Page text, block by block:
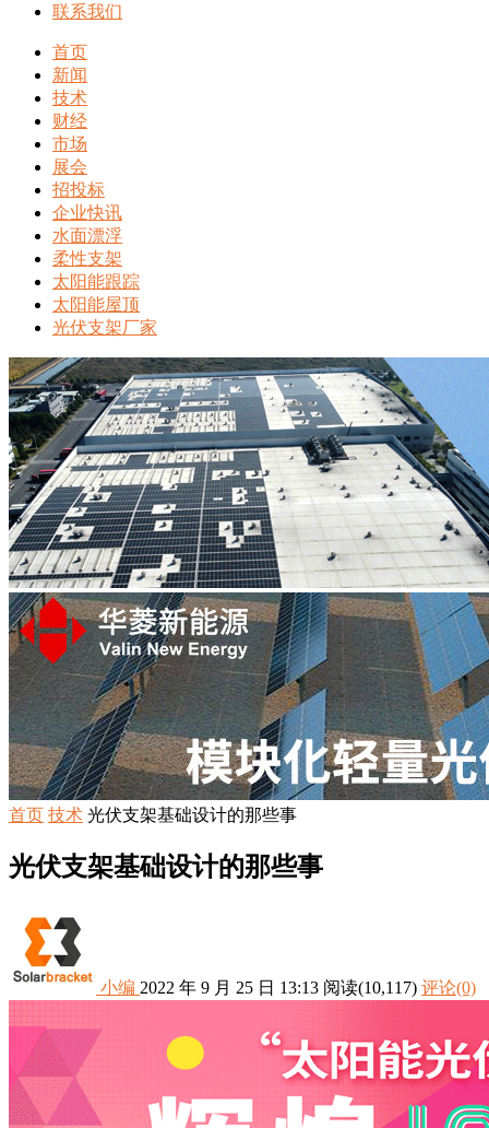
联系我们
首页
新闻
技术
财经
市场
展会
招投标
企业快讯
水面漂浮
柔性支架
太阳能跟踪
太阳能屋顶
光伏支架厂家
首页 技术 光伏支架基础设计的那些事
光伏支架基础设计的那些事
小编 2022 年 9 月 25 日 13:13 阅读(10,117) 评论(0)